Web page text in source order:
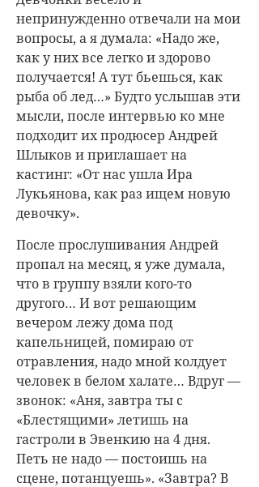
непринужденно отвечали на мои
вопросы, а я думала: «Надо же,
как у них все легко и здорово
получается! А тут бьешься, как
рыба об лед…» Будто услышав эти
мысли, после интервью ко мне
подходит их продюсер Андрей
Шлыков и приглашает на
кастинг: «От нас ушла Ира
Лукьянова, как раз ищем новую
девочку».
После прослушивания Андрей
пропал на месяц, я уже думала,
что в группу взяли кого-то
другого… И вот решающим
вечером лежу дома под
капельницей, помираю от
отравления, надо мной колдует
человек в белом халате… Вдруг —
звонок: «Аня, завтра ты с
«Блестящими» летишь на
гастроли в Эвенкию на 4 дня.
Петь не надо — постоишь на
сцене, потанцуешь». «Завтра? В